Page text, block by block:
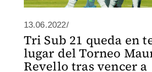
13.06.2022/
Tri Sub 21 queda en
lugar del Torneo
Revello tras vencer a